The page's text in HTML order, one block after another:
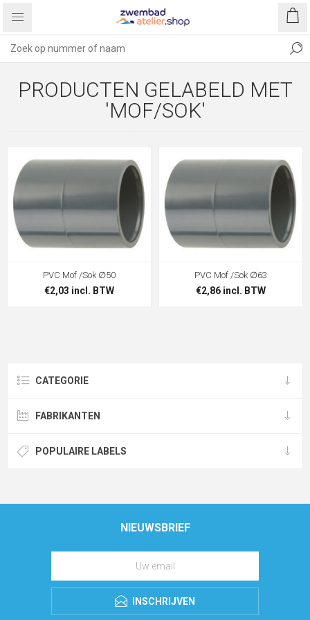
PRODUCTEN GELABELD MET
'MOF/SOK'
PVC Mof /Sok ∅50
€2,03 incl. BTW
PVC Mof /Sok ∅63
€2,86 incl. BTW
CATEGORIE
FABRIKANTEN
POPULAIRE LABELS
NIEUWSBRIEF
INSCHRIJVEN